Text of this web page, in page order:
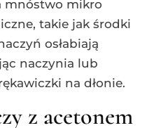
mnóstwo mikro
takie jak środki
osłabiają
naczynia lub
na dłonie.
z acetonem